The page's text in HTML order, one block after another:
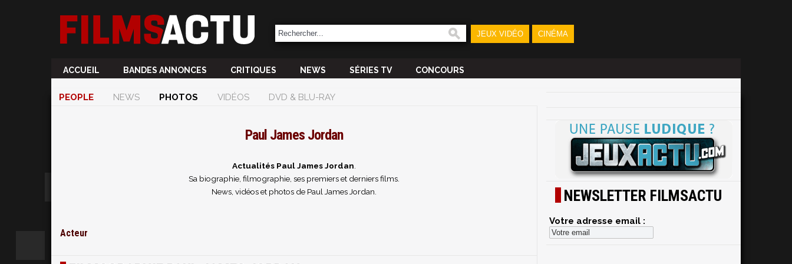
JEUX VIDÉO CINÉMA
ACCUEIL BANDES ANNONCES CRITIQUES NEWS SÉRIES TV CONCOURS
PEOPLE NEWS PHOTOS VIDÉOS DVD & BLU-RAY
Paul James Jordan
Actualités Paul James Jordan
Sa biographie, filmographie, ses premiers et derniers films.
News, vidéos et photos de Paul James Jordan.
Acteur
NEWSLETTER FILMSACTU
Votre adresse email :